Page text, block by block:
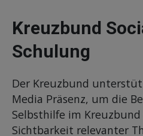
Kreuzbund
Schulung
Der Kreuzbund
Media Präsenz, um die
Selbsthilfe im
Sichtbarkeit relevanter